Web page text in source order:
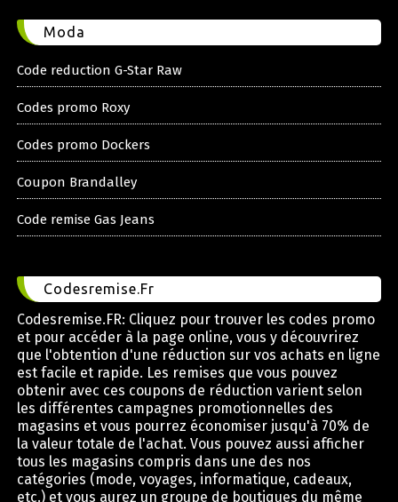
Moda
Code reduction G-Star Raw
Codes promo Roxy
Codes promo Dockers
Coupon Brandalley
Code remise Gas Jeans
Codesremise.Fr
Codesremise.FR: Cliquez pour trouver les codes promo
et pour accéder à la page online, vous y découvrirez
que l'obtention d'une réduction sur vos achats en ligne
est facile et rapide. Les remises que vous pouvez
obtenir avec ces coupons de réduction varient selon
les différentes campagnes promotionnelles des
magasins et vous pourrez économiser jusqu'à 70% de
la valeur totale de l'achat. Vous pouvez aussi afficher
tous les magasins compris dans une des nos
catégories (mode, voyages, informatique, cadeaux,
etc.) et vous aurez un groupe de boutiques du même